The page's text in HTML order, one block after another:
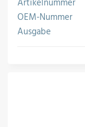
OEM-Nummer
Ausgabe